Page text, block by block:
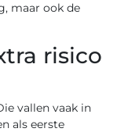
maar ook de
risico
vallen vaak in
als eerste